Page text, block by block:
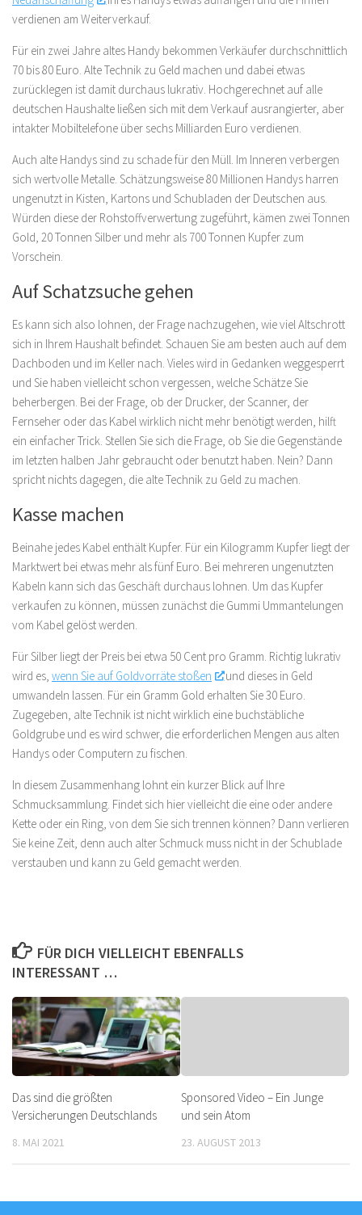
verdienen am Weiterverkauf.
Für ein zwei Jahre altes Handy bekommen Verkäufer durchschnittlich
70 bis 80 Euro. Alte Technik zu Geld machen und dabei etwas
zurücklegen ist damit durchaus lukrativ. Hochgerechnet auf alle
deutschen Haushalte ließen sich mit dem Verkauf ausrangierter, aber
intakter Mobiltelefone über sechs Milliarden Euro verdienen.
Auch alte Handys sind zu schade für den Müll. Im Inneren verbergen
sich wertvolle Metalle. Schätzungsweise 80 Millionen Handys harren
ungenutzt in Kisten, Kartons und Schubladen der Deutschen aus.
Würden diese der Rohstoffverwertung zugeführt, kämen zwei Tonnen
Gold, 20 Tonnen Silber und mehr als 700 Tonnen Kupfer zum
Vorschein.
Auf Schatzsuche gehen
Es kann sich also lohnen, der Frage nachzugehen, wie viel Altschrott
sich in Ihrem Haushalt befindet. Schauen Sie am besten auch auf dem
Dachboden und im Keller nach. Vieles wird in Gedanken weggesperrt
und Sie haben vielleicht schon vergessen, welche Schätze Sie
beherbergen. Bei der Frage, ob der Drucker, der Scanner, der
Fernseher oder das Kabel wirklich nicht mehr benötigt werden, hilft
ein einfacher Trick. Stellen Sie sich die Frage, ob Sie die Gegenstände
im letzten halben Jahr gebraucht oder benutzt haben. Nein? Dann
spricht nichts dagegen, die alte Technik zu Geld zu machen.
Kasse machen
Beinahe jedes Kabel enthält Kupfer. Für ein Kilogramm Kupfer liegt der
Marktwert bei etwas mehr als fünf Euro. Bei mehreren ungenutzten
Kabeln kann sich das Geschäft durchaus lohnen. Um das Kupfer
verkaufen zu können, müssen zunächst die Gummi Ummantelungen
vom Kabel gelöst werden.
Für Silber liegt der Preis bei etwa 50 Cent pro Gramm. Richtig lukrativ
wird es, wenn Sie auf Goldvorräte stoßen
und dieses in Geld
umwandeln lassen. Für ein Gramm Gold erhalten Sie 30 Euro.
Zugegeben, alte Technik ist nicht wirklich eine buchstäbliche
Goldgrube und es wird schwer, die erforderlichen Mengen aus alten
Handys oder Computern zu fischen.
In diesem Zusammenhang lohnt ein kurzer Blick auf Ihre
Schmucksammlung. Findet sich hier vielleicht die eine oder andere
Kette oder ein Ring, von dem Sie sich trennen können? Dann verlieren
Sie keine Zeit, denn auch alter Schmuck muss nicht in der Schublade
verstauben und kann zu Geld gemacht werden.
FÜR DICH VIELLEICHT EBENFALLS
INTERESSANT …
Das sind die größten
Versicherungen Deutschlands
8. MAI 2021
Sponsored Video – Ein Junge
und sein Atom
23. AUGUST 2013